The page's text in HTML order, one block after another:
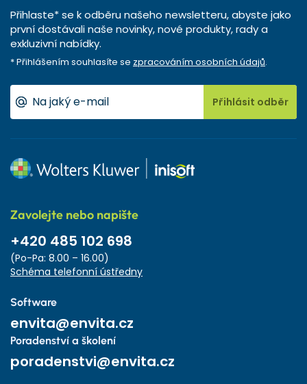
Přihlaste* se k odběru našeho newsletteru, abyste jako
první dostávali naše novinky, nové produkty, rady a
exkluzivní nabídky.
* Přihlášením souhlasíte se zpracováním osobních údajů.
Přihlásit odběr
Zavolejte nebo napište
+420 485 102 698
(Po-Pa: 8.00 – 16.00)
Schéma telefonní ústředny
Software
envita@envita.cz
Poradenství a školení
poradenstvi@envita.cz